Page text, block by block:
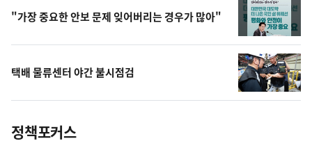
"가장 중요한 안보 문제 잊어버리는 경우가 많아"
택배 물류센터 야간 불시점검
정책포커스